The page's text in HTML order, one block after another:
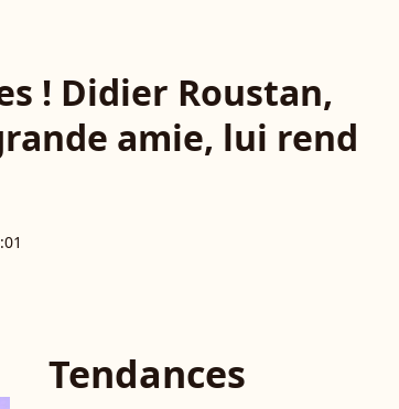
! Didier Roustan,
amie, lui rend
Tendances